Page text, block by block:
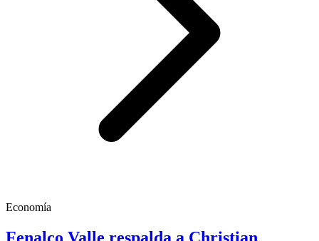
Economía
Fenalco Valle respalda a Christian